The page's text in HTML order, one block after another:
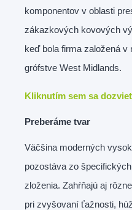
komponentov v oblasti
zákazkových kovových
keď bola firma založená v
grófstve West Midlands.
Kliknutím sem sa
Preberáme tvar
Väčšina moderných
pozostáva zo
zloženia. Zahŕňajú aj
pri zvyšovaní ťažnosti,